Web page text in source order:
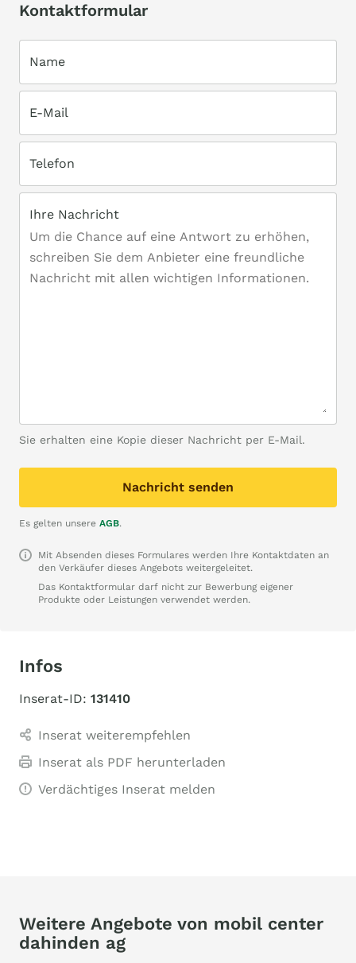
Kontaktformular
Name
E-Mail
Telefon
Ihre Nachricht
Sie erhalten eine Kopie dieser Nachricht per E-Mail.
Nachricht senden
Es gelten unsere AGB.
Mit Absenden dieses Formulares werden Ihre Kontaktdaten an
den Verkäufer dieses Angebots weitergeleitet.
Das Kontaktformular darf nicht zur Bewerbung eigener
Produkte oder Leistungen verwendet werden.
Infos
Inserat-ID: 131410
Inserat weiterempfehlen
Inserat als PDF herunterladen
Verdächtiges Inserat melden
Weitere Angebote von mobil center
dahinden ag